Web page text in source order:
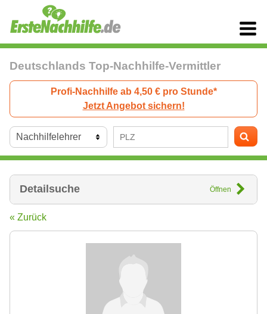
Deutschlands Top-Nachhilfe-Vermittler
Profi-Nachhilfe ab 4,50 € pro Stunde*
Jetzt Angebot sichern!
Detailsuche Öffnen
« Zurück